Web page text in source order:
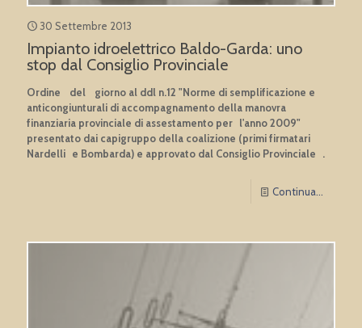
30 Settembre 2013
Impianto idroelettrico Baldo-Garda: uno
stop dal Consiglio Provinciale
Ordine del giorno al ddl n.12 "Norme di semplificazione e
anticongiunturali di accompagnamento della manovra
finanziaria provinciale di assestamento per l'anno 2009"
presentato dai capigruppo della coalizione (primi firmatari
Nardelli e Bombarda) e approvato dal Consiglio Provinciale .
Continua...